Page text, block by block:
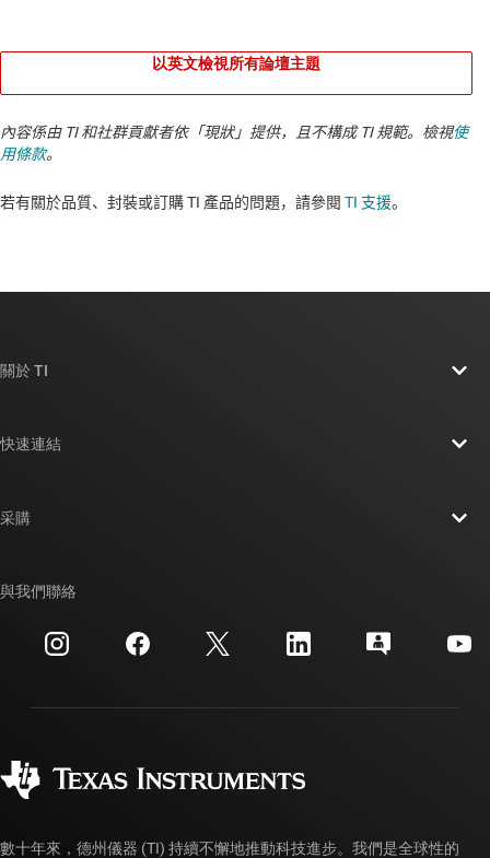
以英文檢視所有論壇主題
內容係由 TI 和社群貢獻者依「現狀」提供，且不構成 TI 規範。檢視使
用條款。
若有關於品質、封裝或訂購 TI 產品的問題，請參閱 TI 支援。​​​​​​​​​​​​​​
關於 TI
投資人關系
製造
快速連結
交互參考搜索
客戶支援中心
myTI 帳戶常見問題解答
采購
訂購 FAQ
與我們聯絡
數十年來，德州儀器 (TI) 持續不懈地推動科技進步。我們是全球性的